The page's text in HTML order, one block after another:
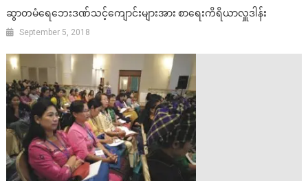
ဆွာတမံရေဘေးဒဏ်သင့်ကျောင်းများအား စာရေးကိရိယာလှူဒါန်း
September 5, 2018